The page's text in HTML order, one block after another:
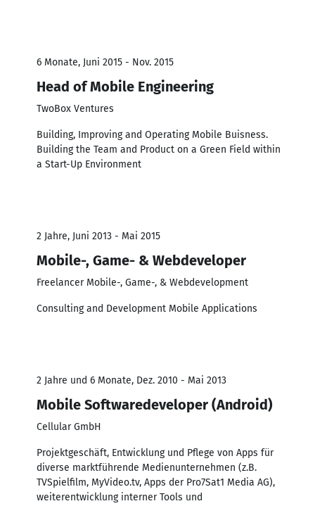
6 Monate, Juni 2015 - Nov. 2015
Head of Mobile Engineering
TwoBox Ventures
Building, Improving and Operating Mobile Buisness.
Building the Team and Product on a Green Field within
a Start-Up Environment
2 Jahre, Juni 2013 - Mai 2015
Mobile-, Game- & Webdeveloper
Freelancer Mobile-, Game-, & Webdevelopment
Consulting and Development Mobile Applications
2 Jahre und 6 Monate, Dez. 2010 - Mai 2013
Mobile Softwaredeveloper (Android)
Cellular GmbH
Projektgeschäft, Entwicklung und Pflege von Apps für
diverse marktführende Medienunternehmen (z.B.
TVSpielfilm, MyVideo.tv, Apps der Pro7Sat1 Media AG),
weiterentwicklung interner Tools und